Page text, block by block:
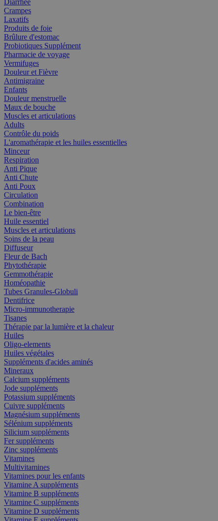
Diarrhée
Crampes
Laxatifs
Produits de foie
Brûlure d'estomac
Probiotiques Supplément
Pharmacie de voyage
Vermifuges
Douleur et Fièvre
Antimigraine
Enfants
Douleur menstruelle
Maux de bouche
Muscles et articulations
Adults
Contrôle du poids
L'aromathérapie et les huiles essentielles
Minceur
Respiration
Anti Pique
Anti Chute
Anti Poux
Circulation
Combination
Le bien-être
Huile essentiel
Muscles et articulations
Soins de la peau
Diffuseur
Fleur de Bach
Phytothérapie
Gemmothérapie
Homéopathie
Tubes Granules-Globuli
Dentifrice
Micro-immunotherapie
Tisanes
Thérapie par la lumière et la chaleur
Huiles
Oligo-elements
Huiles végétales
Suppléments d'acides aminés
Mineraux
Calcium suppléments
Jode suppléments
Potassium suppléments
Cuivre suppléments
Magnésium suppléments
Sélénium suppléments
Silicium suppléments
Fer suppléments
Zinc suppléments
Vitamines
Multivitamines
Vitamines pour les enfants
Vitamine A suppléments
Vitamine B suppléments
Vitamine C suppléments
Vitamine D suppléments